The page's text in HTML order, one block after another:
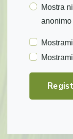
Mostra
anonimo